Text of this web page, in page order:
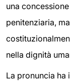
una
penitenziaria,
nella dignità
La pronuncia ha